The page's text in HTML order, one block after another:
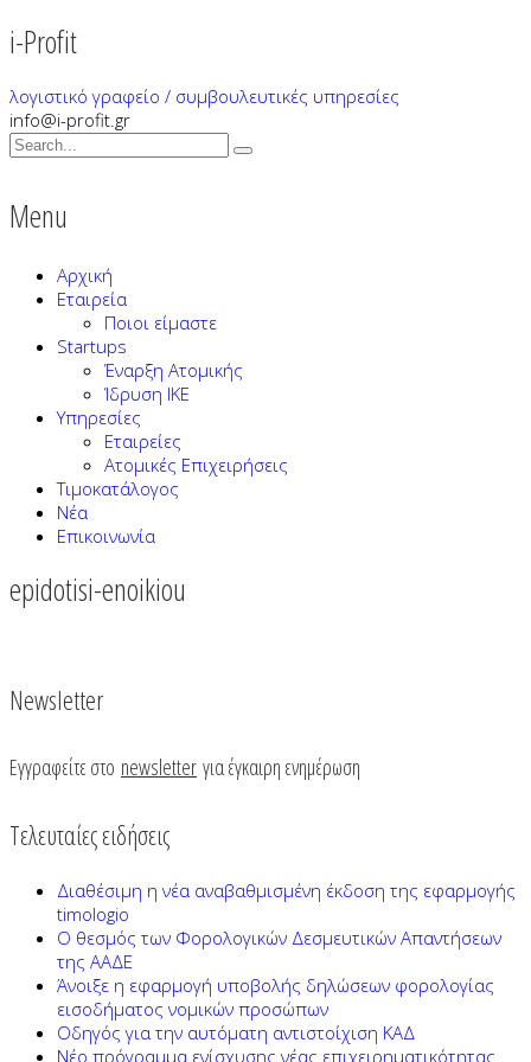
i-Profit
λογιστικό γραφείο / συμβουλευτικές υπηρεσίες
info@i-profit.gr
Menu
Αρχική
Εταιρεία
Ποιοι είμαστε
Startups
Έναρξη Ατομικής
Ίδρυση ΙΚΕ
Υπηρεσίες
Εταιρείες
Ατομικές Επιχειρήσεις
Τιμοκατάλογος
Νέα
Επικοινωνία
epidotisi-enoikiou
Newsletter
Εγγραφείτε στο newsletter για έγκαιρη ενημέρωση
Τελευταίες ειδήσεις
Διαθέσιμη η νέα αναβαθμισμένη έκδοση της εφαρμογής
timologio
Ο θεσμός των Φορολογικών Δεσμευτικών Απαντήσεων
της ΑΑΔΕ
Άνοιξε η εφαρμογή υποβολής δηλώσεων φορολογίας
εισοδήματος νομικών προσώπων
Οδηγός για την αυτόματη αντιστοίχιση ΚΑΔ
Νέο πρόγραμμα ενίσχυσης νέας επιχειρηματικότητας